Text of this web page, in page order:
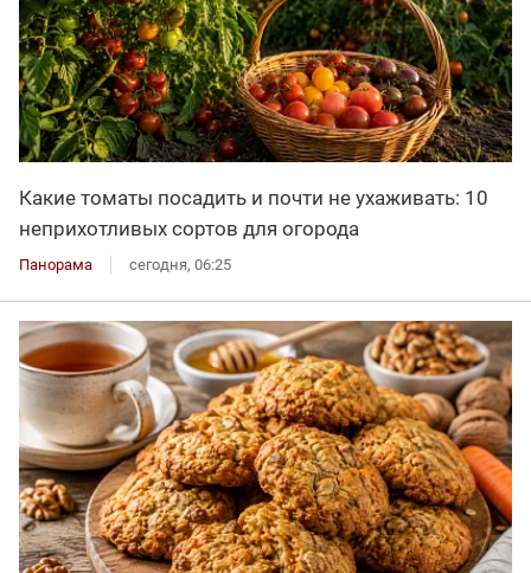
Какие томаты посадить и почти не ухаживать: 10
неприхотливых сортов для огорода
Панорама сегодня, 06:25